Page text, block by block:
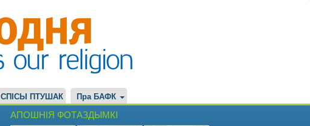
СПІСЫ ПТУШАК Пра БАФК
АПОШНІЯ ФОТАЗДЫМКІ